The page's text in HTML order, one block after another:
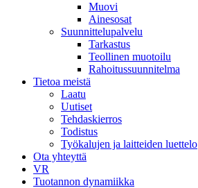
Muovi
Ainesosat
Suunnittelupalvelu
Tarkastus
Teollinen muotoilu
Rahoitussuunnitelma
Tietoa meistä
Laatu
Uutiset
Tehdaskierros
Todistus
Työkalujen ja laitteiden luettelo
Ota yhteyttä
VR
Tuotannon dynamiikka